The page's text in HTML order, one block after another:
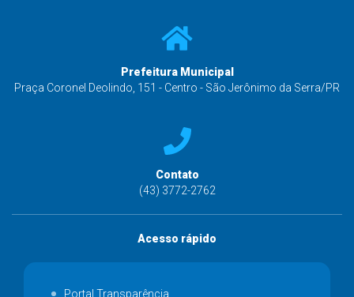
Prefeitura Municipal
Praça Coronel Deolindo, 151 - Centro - São Jerônimo da Serra/PR
Contato
(43) 3772-2762
Acesso rápido
Portal Transparência